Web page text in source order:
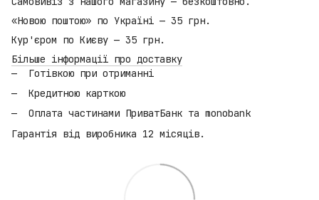
«Новою поштою» по Україні — 35 грн.
Кур'єром по Києву — 35 грн.
Більше інформації про доставку
Готівкою при отриманні
Кредитною карткою
Оплата частинами ПриватБанк та monobank
Гарантія від виробника 12 місяців.